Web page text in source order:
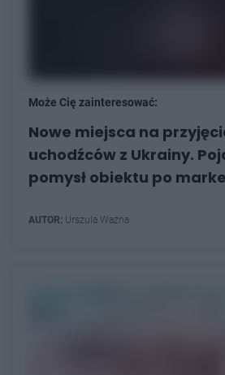
Może Cię zainteresować:
Nowe miejsca na
uchodźców z Ukrainy.
pomysł obiektu po
AUTOR: Urszula Ważna